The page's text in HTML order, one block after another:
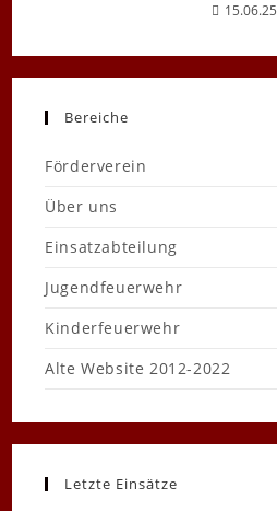
15.06.25
Bereiche
Förderverein
Über uns
Einsatzabteilung
Jugendfeuerwehr
Kinderfeuerwehr
Alte Website 2012-2022
Letzte Einsätze